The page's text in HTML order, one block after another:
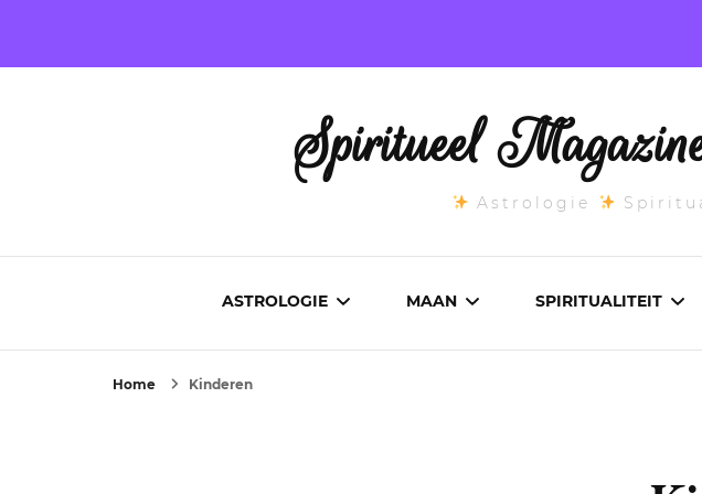
Spiritueel
Astrologie
ASTROLOGIE MAAN SPIRITUALITEIT
Home Kinderen